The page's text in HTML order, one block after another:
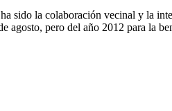
sido la colaboración vecinal y la
pero del año 2012 para la